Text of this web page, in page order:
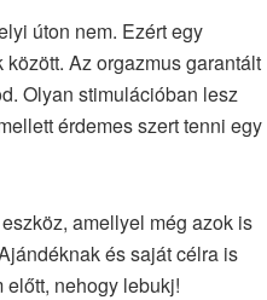
úton nem. Ezért egy
Az orgazmus garantált
Olyan stimulációban lesz
érdemes szert tenni egy
amellyel még azok is
és saját célra is
nehogy lebukj!